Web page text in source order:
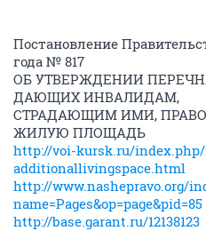
Постановление
года № 817
ОБ УТВЕРЖДЕНИИ
ДАЮЩИХ ИНВАЛИДАМ,
СТРАДАЮЩИМ ИМИ,
ЖИЛУЮ ПЛОЩАДЬ
http://voi-kursk.ru/index.php/
additionallivingspace.html
http://www.nashepravo.org/
name=Pages&op=page&pid=85
http://base.garant.ru/12138123